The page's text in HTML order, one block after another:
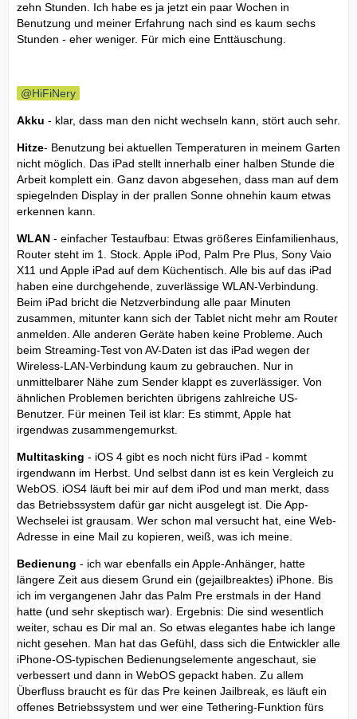
zehn Stunden. Ich habe es ja jetzt ein paar Wochen in
Benutzung und meiner Erfahrung nach sind es kaum sechs
Stunden - eher weniger. Für mich eine Enttäuschung.
HiFiNery
Akku - klar, dass man den nicht wechseln kann, stört auch sehr.
Hitze- Benutzung bei aktuellen Temperaturen in meinem Garten
nicht möglich. Das iPad stellt innerhalb einer halben Stunde die
Arbeit komplett ein. Ganz davon abgesehen, dass man auf dem
spiegelnden Display in der prallen Sonne ohnehin kaum etwas
erkennen kann.
WLAN - einfacher Testaufbau: Etwas größeres Einfamilienhaus,
Router steht im 1. Stock. Apple iPod, Palm Pre Plus, Sony Vaio
X11 und Apple iPad auf dem Küchentisch. Alle bis auf das iPad
haben eine durchgehende, zuverlässige WLAN-Verbindung.
Beim iPad bricht die Netzverbindung alle paar Minuten
zusammen, mitunter kann sich der Tablet nicht mehr am Router
anmelden. Alle anderen Geräte haben keine Probleme. Auch
beim Streaming-Test von AV-Daten ist das iPad wegen der
Wireless-LAN-Verbindung kaum zu gebrauchen. Nur in
unmittelbarer Nähe zum Sender klappt es zuverlässiger. Von
ähnlichen Problemen berichten übrigens zahlreiche US-
Benutzer. Für meinen Teil ist klar: Es stimmt, Apple hat
irgendwas zusammengemurkst.
Multitasking - iOS 4 gibt es noch nicht fürs iPad - kommt
irgendwann im Herbst. Und selbst dann ist es kein Vergleich zu
WebOS. iOS4 läuft bei mir auf dem iPod und man merkt, dass
das Betriebssystem dafür gar nicht ausgelegt ist. Die App-
Wechselei ist grausam. Wer schon mal versucht hat, eine Web-
Adresse in eine Mail zu kopieren, weiß, was ich meine.
Bedienung - ich war ebenfalls ein Apple-Anhänger, hatte
längere Zeit aus diesem Grund ein (gejailbreaktes) iPhone. Bis
ich im vergangenen Jahr das Palm Pre erstmals in der Hand
hatte (und sehr skeptisch war). Ergebnis: Die sind wesentlich
weiter, schau es Dir mal an. So etwas elegantes habe ich lange
nicht gesehen. Man hat das Gefühl, dass sich die Entwickler alle
iPhone-OS-typischen Bedienungselemente angeschaut, sie
verbessert und dann in WebOS gepackt haben. Zu allem
Überfluss braucht es für das Pre keinen Jailbreak, es läuft ein
offenes Betriebssystem und wer eine Tethering-Funktion fürs